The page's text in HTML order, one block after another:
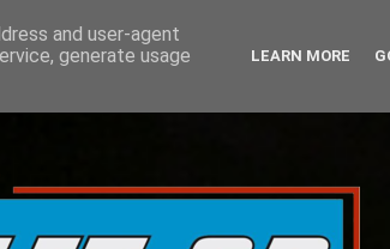
and user-agent
generate usage
LEARN MORE